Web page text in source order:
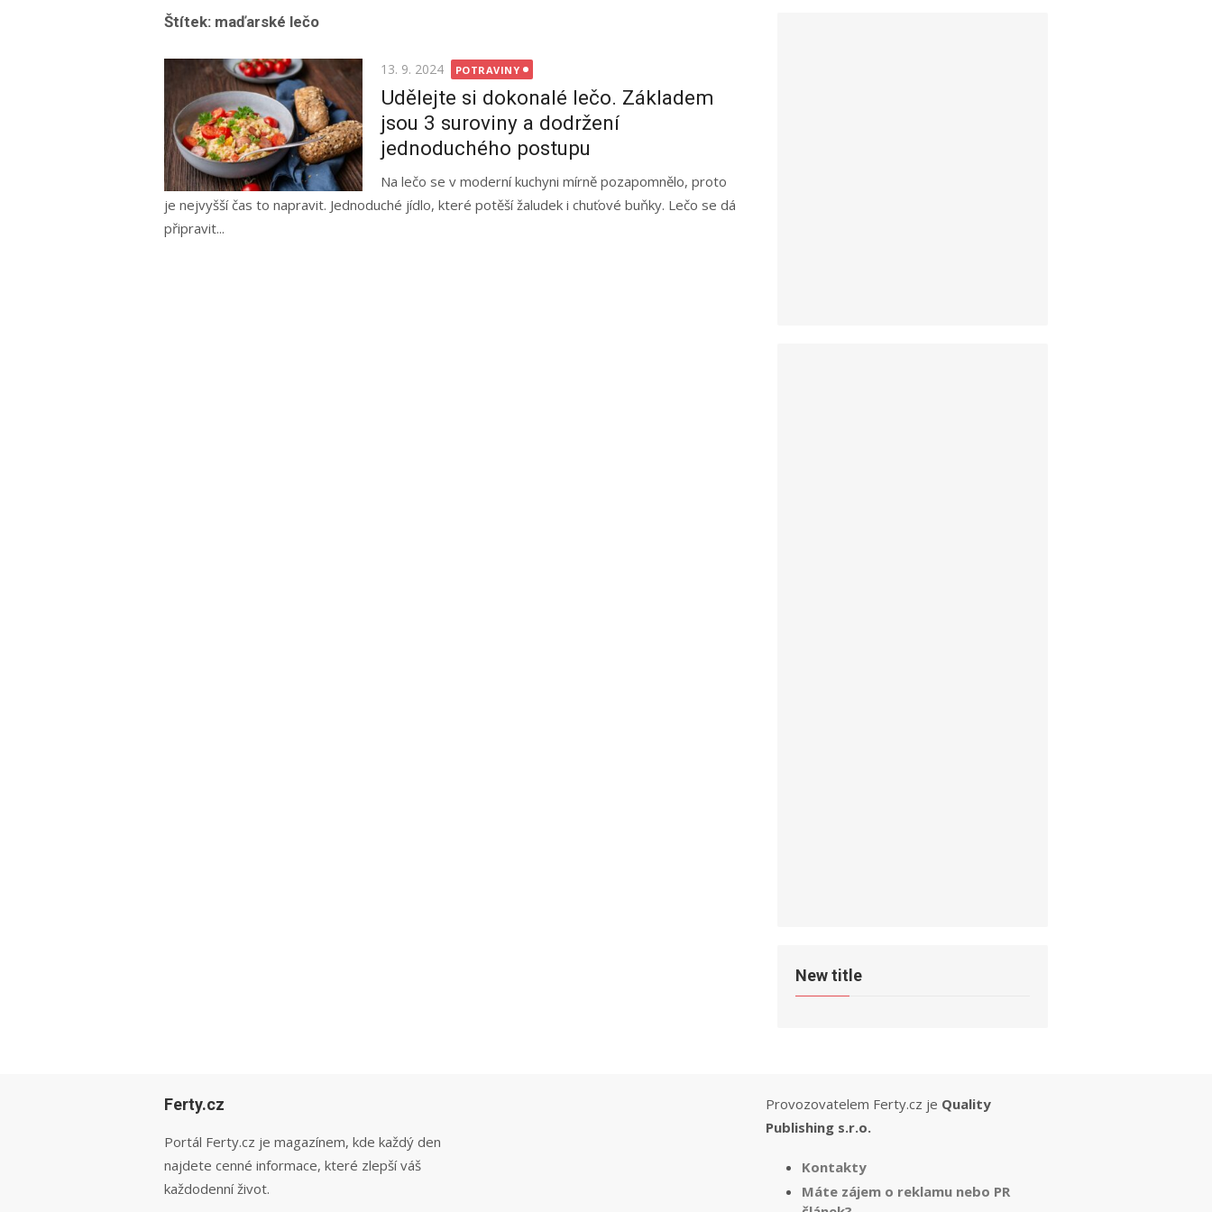
Štítek: maďarské lečo
Posted
on
13. 9. 2024 POTRAVINY
Udělejte si dokonalé lečo. Základem
jsou 3 suroviny a dodržení
jednoduchého postupu
Na lečo se v moderní kuchyni mírně pozapomnělo, proto
je nejvyšší čas to napravit. Jednoduché jídlo, které potěší žaludek i chuťové buňky. Lečo se dá
připravit...
New title
Ferty.cz
Portál Ferty.cz je magazínem, kde každý den
najdete cenné informace, které zlepší váš
každodenní život.
Provozovatelem Ferty.cz je Quality
Publishing s.r.o.
Kontakty
Máte zájem o reklamu nebo PR